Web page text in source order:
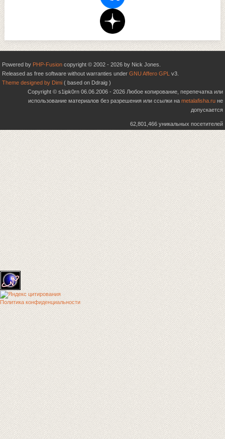
Powered by PHP-Fusion copyright © 2002 - 2026 by Nick Jones.
Released as free software without warranties under GNU Affero GPL v3.
Theme designed by Dimi ( based on Ddraig )
Copyright © s1ipk0rn 06.06.2006 - 2026 Любое копирование, перепечатка или
использование материалов без разрешения или ссылки на metalafisha.ru не
допускается
62,801,466 уникальных посетителей
Политика конфиденциальности